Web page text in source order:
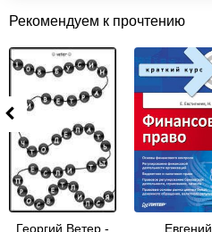
Рекомендуем к прочтению
Георгий Ветер -
Евгений